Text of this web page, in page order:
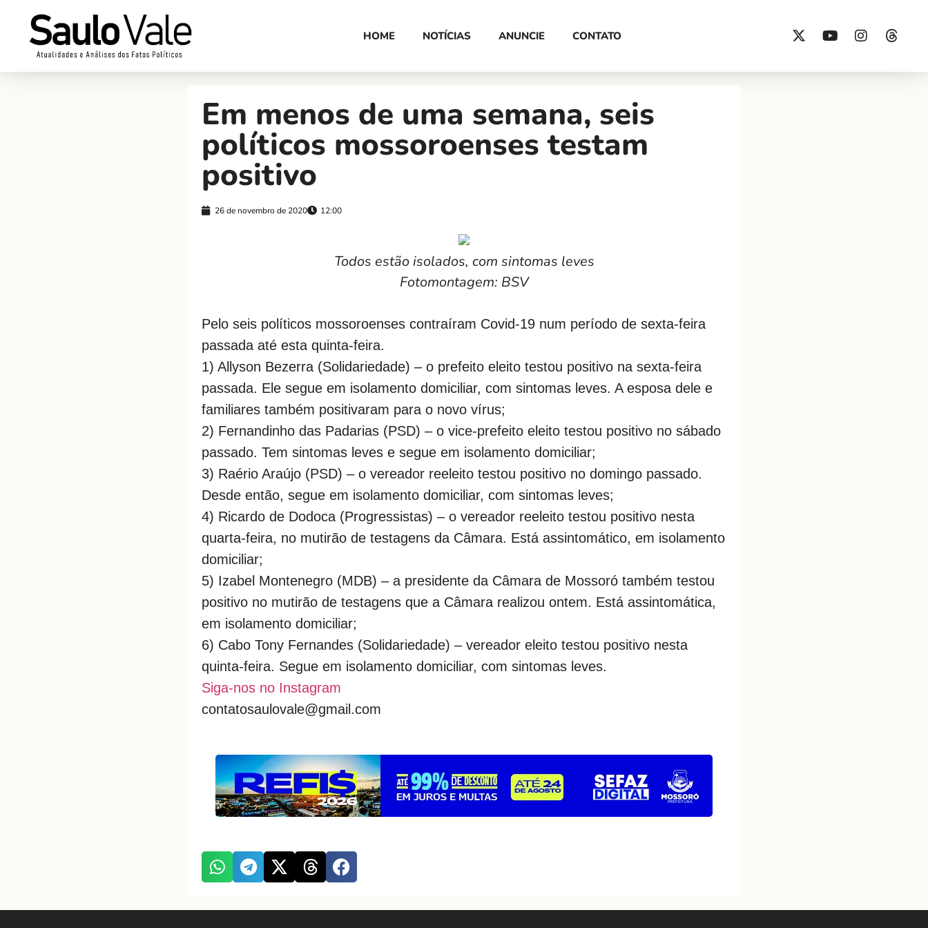
HOME NOTÍCIAS ANUNCIE CONTATO
Em menos de uma semana, seis
políticos mossoroenses testam
positivo
26 de novembro de 2020 12:00
Todos estão isolados, com sintomas leves
Fotomontagem: BSV
Pelo seis políticos mossoroenses contraíram Covid-19 num período de sexta-feira
passada até esta quinta-feira.
1) Allyson Bezerra (Solidariedade) – o prefeito eleito testou positivo na sexta-feira
passada. Ele segue em isolamento domiciliar, com sintomas leves. A esposa dele e
familiares também positivaram para o novo vírus;
2) Fernandinho das Padarias (PSD) – o vice-prefeito eleito testou positivo no sábado
passado. Tem sintomas leves e segue em isolamento domiciliar;
3) Raério Araújo (PSD) – o vereador reeleito testou positivo no domingo passado.
Desde então, segue em isolamento domiciliar, com sintomas leves;
4) Ricardo de Dodoca (Progressistas) – o vereador reeleito testou positivo nesta
quarta-feira, no mutirão de testagens da Câmara. Está assintomático, em isolamento
domiciliar;
5) Izabel Montenegro (MDB) – a presidente da Câmara de Mossoró também testou
positivo no mutirão de testagens que a Câmara realizou ontem. Está assintomática,
em isolamento domiciliar;
6) Cabo Tony Fernandes (Solidariedade) – vereador eleito testou positivo nesta
quinta-feira. Segue em isolamento domiciliar, com sintomas leves.
Siga-nos no Instagram
contatosaulovale@gmail.com